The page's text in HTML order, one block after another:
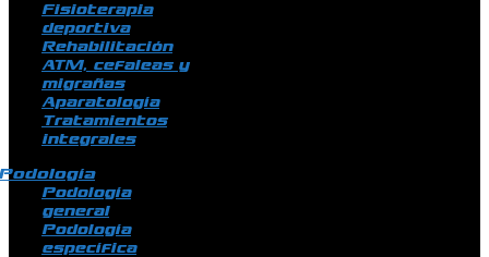
Fisioterapia
deportiva
Rehabilitación
ATM, cefaleas y
migrañas
Aparatología
Tratamientos
integrales
Podología
general
Podología
específica